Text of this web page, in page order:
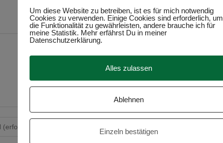
Um diese Website zu betreiben, ist es für mich notwendig
Cookies zu verwenden. Einige Cookies sind erforderlich, um
die Funktionalität zu gewährleisten, andere brauche ich für
meine Statistik. Mehr erfährst Du in meiner
Datenschutzerklärung.
Alles zulassen
Ablehnen
Einzeln bestätigen